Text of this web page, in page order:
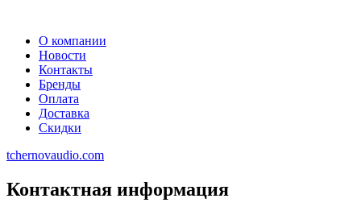
О компании
Новости
Контакты
Бренды
Оплата
Доставка
Скидки
tchernovaudio.com
Контактная информация